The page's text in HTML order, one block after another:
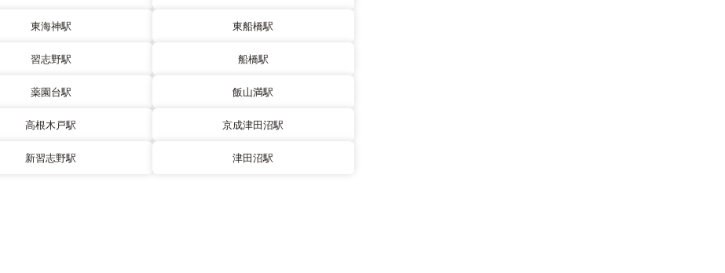
東海神駅 東船橋駅
習志野駅 船橋駅
薬園台駅 飯山満駅
高根木戸駅 京成津田沼駅
新習志野駅 津田沼駅